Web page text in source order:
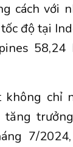
cách với
độ tại
58,24
chỉ
7/